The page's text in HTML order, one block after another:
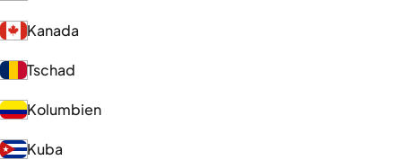
Kanada
Tschad
Kolumbien
Kuba